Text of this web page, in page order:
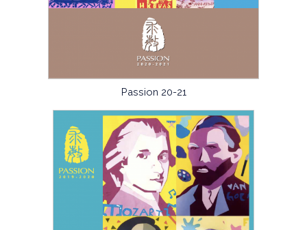
Passion 20-21